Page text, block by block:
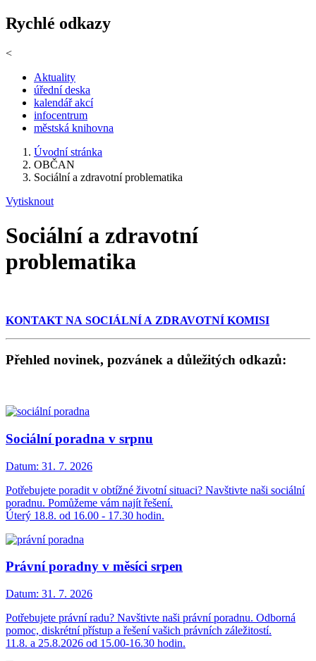
Rychlé odkazy
<
Aktuality
úřední deska
kalendář akcí
infocentrum
městská knihovna
Úvodní stránka
OBČAN
Sociální a zdravotní problematika
Vytisknout
Sociální a zdravotní
problematika
KONTAKT NA SOCIÁLNÍ A ZDRAVOTNÍ KOMISI
Přehled novinek, pozvánek a důležitých odkazů:
Sociální poradna v srpnu
Datum: 31. 7. 2026
Potřebujete poradit v obtížné životní situaci? Navštivte naši sociální
poradnu. Pomůžeme vám najít řešení.
Úterý 18.8. od 16.00 - 17.30 hodin.
Právní poradny v měsíci srpen
Datum: 31. 7. 2026
Potřebujete právní radu? Navštivte naši právní poradnu. Odborná
pomoc, diskrétní přístup a řešení vašich právních záležitostí.
11.8. a 25.8.2026 od 15.00-16.30 hodin.